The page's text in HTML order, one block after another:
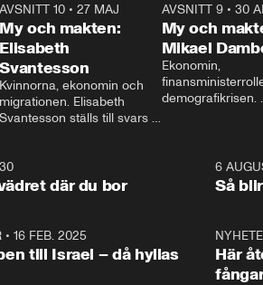
AVSNITT 10 •27 MAJ
My och makten:
Elisabeth
Svantesson
Kvinnorna, ekonomin och
migrationen. Elisabeth
Svantesson ställs till svars
AVSNITT 9• 30
My och
Mikael
Ekonomin,
demografikrisen.
och Makten.
1:06
där du bor
6
Så
• 16 FEB. 2025
till Israel – då hyllas
Här